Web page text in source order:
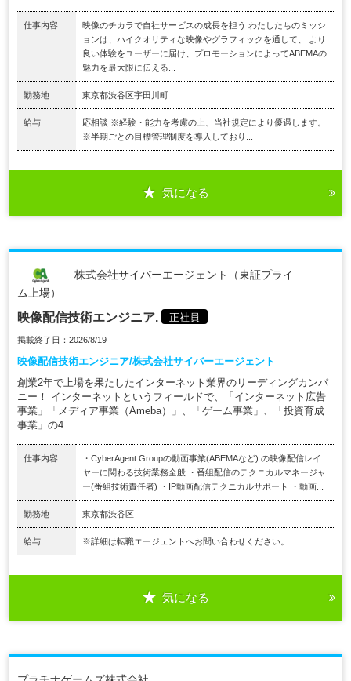
仕事内容
映像のチカラで自社サービスの成長を担う わたしたちのミッシ
ョンは、ハイクオリティな映像やグラフィックを通して、 より
良い体験をユーザーに届け、プロモーションによってABEMAの
魅力を最大限に伝える...
勤務地 東京都渋谷区宇田川町
給与
応相談 ※経験・能力を考慮の上、当社規定により優遇します。
※半期ごとの目標管理制度を導入しており...
気になる
株式会社サイバーエージェント（東証プライ
ム上場）
映像配信技術エンジニア. 正社員
掲載終了日：2026/8/19
映像配信技術エンジニア/株式会社サイバーエージェント
創業2年で上場を果たしたインターネット業界のリーディングカンパ
ニー！ インターネットというフィールドで、「インターネット広告
事業」「メディア事業（Ameba）」、「ゲーム事業」、「投資育成
事業」の4...
仕事内容
・CyberAgent Groupの動画事業(ABEMAなど) の映像配信レイ
ヤーに関わる技術業務全般 ・番組配信のテクニカルマネージャ
ー(番組技術責任者) ・IP動画配信テクニカルサポート ・動画...
勤務地 東京都渋谷区
給与 ※詳細は転職エージェントへお問い合わせください。
気になる